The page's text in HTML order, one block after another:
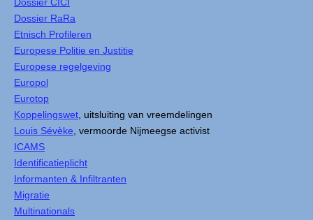
Dossier RaRa
Etnisch Profileren
Europese Politie en Justitie
Europese regelgeving
Europol
Eurotop
Koppelingswet , uitsluiting van vreemdelingen
Louis Sévèke , vermoorde Nijmeegse activist
ICAMS
Identificatieplicht
Informanten & Infiltranten
Migratie
Multinationals